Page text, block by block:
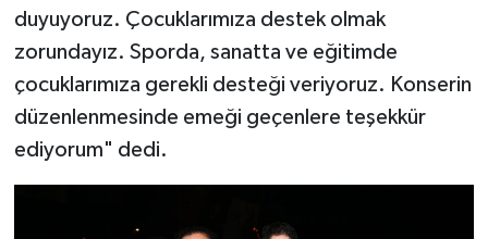
duyuyoruz. Çocuklarımıza destek olmak
zorundayız. Sporda, sanatta ve eğitimde
çocuklarımıza gerekli desteği veriyoruz. Konserin
düzenlenmesinde emeği geçenlere teşekkür
ediyorum" dedi.